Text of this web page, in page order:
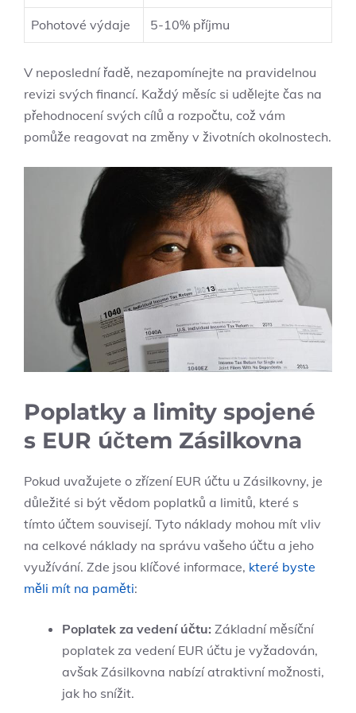
Pohotové výdaje 5-10% příjmu
V neposlední řadě, nezapomínejte na pravidelnou
revizi svých financí. Každý měsíc si udělejte čas na
přehodnocení svých cílů a rozpočtu, což vám
pomůže reagovat na změny v životních okolnostech.
Poplatky a limity spojené
s EUR účtem Zásilkovna
Pokud uvažujete o zřízení EUR účtu u Zásilkovny, je
důležité si být vědom poplatků a limitů, které s
tímto účtem souvisejí. Tyto náklady mohou mít vliv
na celkové náklady na správu vašeho účtu a jeho
využívání. Zde jsou klíčové informace, které byste
měli mít na paměti:
Poplatek za vedení účtu: Základní měsíční
poplatek za vedení EUR účtu je vyžadován,
avšak Zásilkovna nabízí atraktivní možnosti,
jak ho snížit.